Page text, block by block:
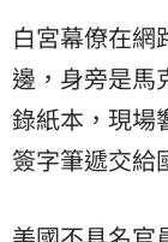
白宮幕僚在網
邊，身旁是馬
錄紙本，現場
簽字筆遞交給